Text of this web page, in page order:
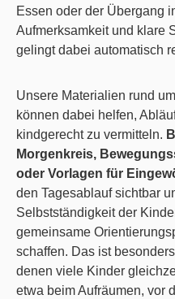
Essen oder der Übergang
Aufmerksamkeit und klare
gelingt dabei automatisch
Unsere Materialien rund
können dabei helfen,
kindgerecht zu vermitteln.
Morgenkreis,
oder Vorlagen für
den Tagesablauf sichtbar
Selbstständigkeit der
gemeinsame
schaffen. Das ist
denen viele Kinder
etwa beim Aufräumen, vor